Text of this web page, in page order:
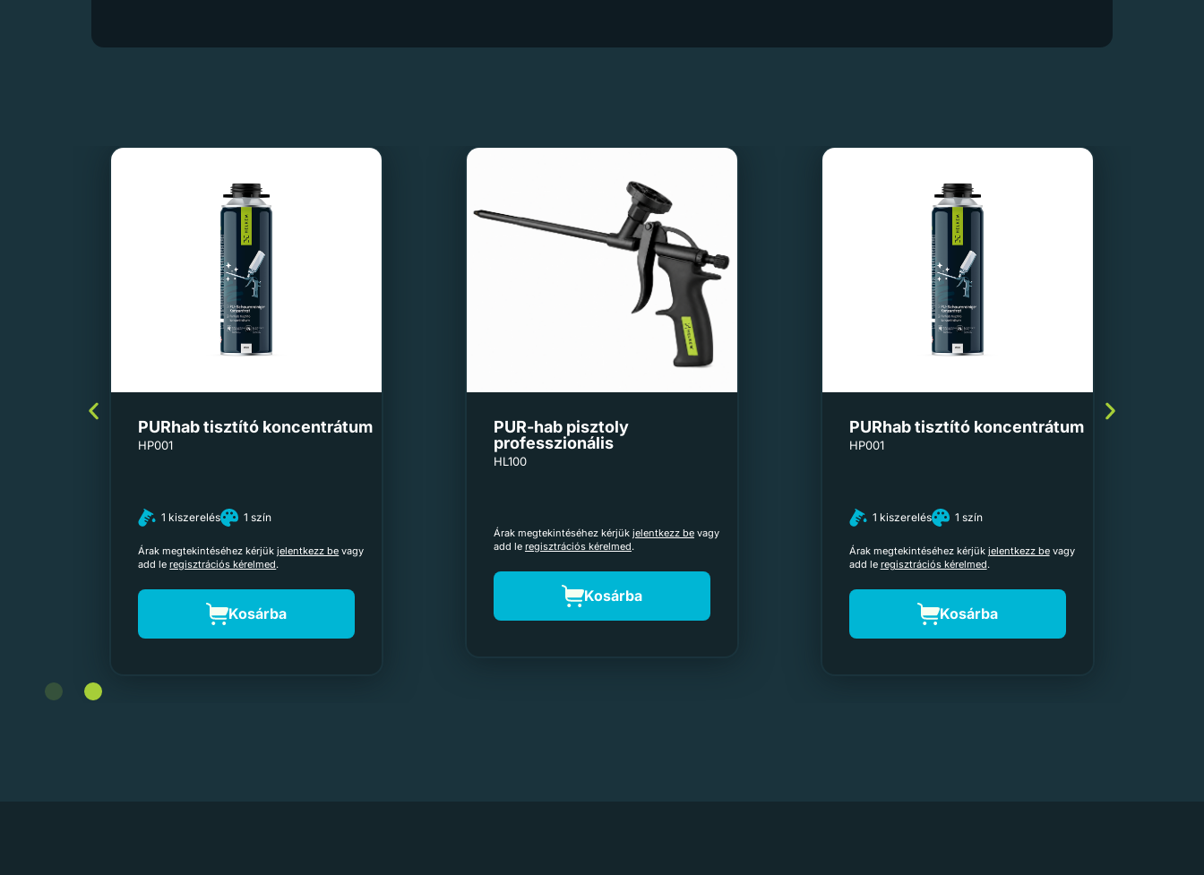
PURhab tisztító koncentrátum
HP001
1 kiszerelés 1 szín
Árak megtekintéséhez kérjükjelentkezz be vagy
add leregisztrációs kérelmed.
Kosárba
PUR-hab pisztoly
professzionális
HL100
Árak megtekintéséhez kérjük jelentkezz bevagy
add le regisztrációs kérelmed.
Kosárba
PURhab tisztító koncentrátum
HP001
1 kiszerelés 1 szín
Árak megtekintéséhez kérjük jelentkezz bevagy
add le regisztrációs kérelmed.
Kosárba